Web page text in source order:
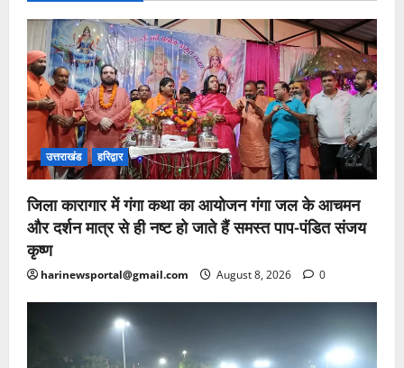
उत्तराखंड हरिद्वार
जिला कारागार में गंगा कथा का आयोजन गंगा जल के आचमन
और दर्शन मात्र से ही नष्ट हो जाते हैं समस्त पाप-पंडित संजय
कृष्ण
harinewsportal@gmail.com August 8, 2026 0